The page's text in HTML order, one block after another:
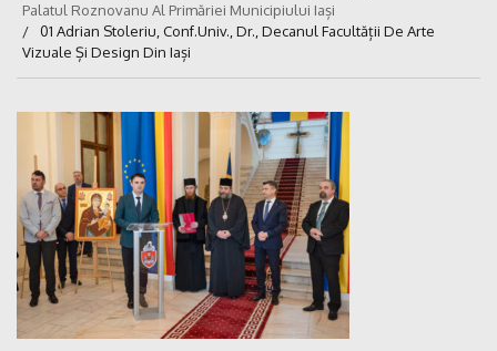
Palatul Roznovanu Al Primăriei Municipiului Iași
01 Adrian Stoleriu, Conf.univ., Dr., Decanul Facultății De Arte
Vizuale Și Design Din Iași